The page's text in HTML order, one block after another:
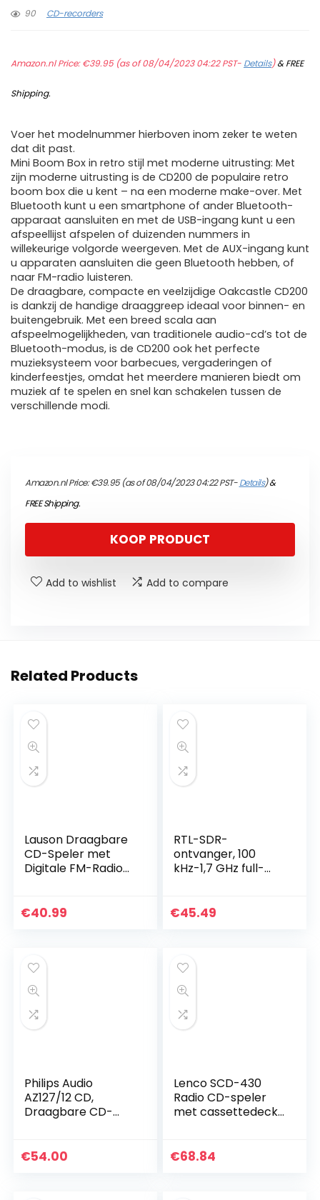
90
CD-recorders
Amazon.nl Price:€39.95(as of 08/04/2023 04:22 PST- Details)&FREE
Shipping.
Voer het modelnummer hierboven inom zeker te weten
dat dit past.
Mini Boom Box in retro stijl met moderne uitrusting: Met
zijn moderne uitrusting is de CD200 de populaire retro
boom box die u kent – na een moderne make-over. Met
Bluetooth kunt u een smartphone of ander Bluetooth-
apparaat aansluiten en met de USB-ingang kunt u een
afspeellijst afspelen of duizenden nummers in
willekeurige volgorde weergeven. Met de AUX-ingang kunt
u apparaten aansluiten die geen Bluetooth hebben, of
naar FM-radio luisteren.
De draagbare, compacte en veelzijdige Oakcastle CD200
is dankzij de handige draaggreep ideaal voor binnen- en
buitengebruik. Met een breed scala aan
afspeelmogelijkheden, van traditionele audio-cd’s tot de
Bluetooth-modus, is de CD200 ook het perfecte
muzieksysteem voor barbecues, vergaderingen of
kinderfeestjes, omdat het meerdere manieren biedt om
muziek af te spelen en snel kan schakelen tussen de
verschillende modi.
Amazon.nl Price:€39.95(as of 08/04/2023 04:22 PST-Details)&
FREE Shipping.
KOOP PRODUCT
Add to wishlist Add to compare
Related Products
Lauson Draagbare
CD-Speler met
Digitale FM-Radio
Lezer om MP3-
ng en Ingebouwde
Luidsprekers
(Rood)
€40.99
RTL-SDR-
ontvanger, 100
kHz-1,7 GHz full-
FM AM RTL-SDR-
€45.49
Philips Audio
AZ127/12 CD,
Draagbare CD-
Dynamische
€54.00
Lenco SCD-430
Radio CD-speler
met cassettedeck
Auto-stop –
€68.84